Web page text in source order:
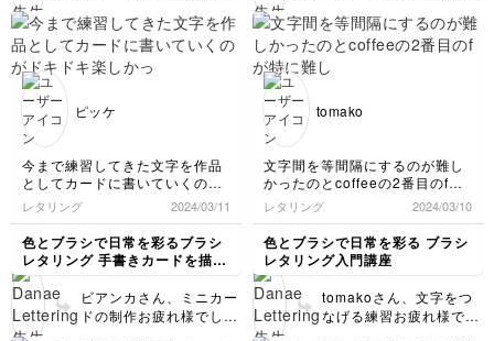
の滑りが良くなるトレー
シングペーパーで沢山練
習していただいてOKで
クですが、ダウンストロ
ークの太い線の良いコン
綺麗だとおもいます😍
バウンスする箇所はあく
までも目安なので、必要
に応じて減らしたり、無
くしたりしてもOKです
よ🙌
使えるカードデザインな
ので、喜んでいただけて
嬉しいです😍✨ マットな
ね🥰 ぜひ他の配色でも
ピッケ
今まで練習してきた文字を作品
としてカードに書いていくのが
ドキドキ楽しかったです♪
装飾のキラキラもぐっと見栄え
して、加えて書いていくのが楽
しかったです😄
レタリング 2024/03/11
色とブラシで日常を彩るブラシ
レタリング 手書きカードを描い
てみよう
ビアンカさん、ミニカー
ドの制作お疲れ様でした
tomako
文字間を等間隔にするのが難し
かったのとcoffeeの2番目のfが
特に難しかったです💦頭の中で
先生のお言葉を思い出しながら
書くといい様です。
次の回も頑張ります！
レタリング 2024/03/10
色とブラシで日常を彩る ブラシ
レタリング入門講座
tomakoさん、文字をつ
なげる練習お疲れ様でし